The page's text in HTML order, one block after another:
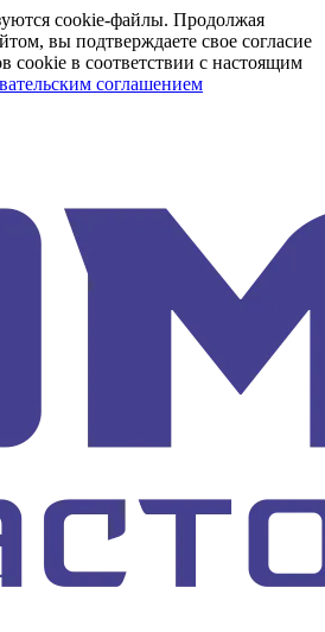
cookie-файлы. Продолжая
вы подтверждаете свое согласие
cookie в соответствии с настоящим
соглашением